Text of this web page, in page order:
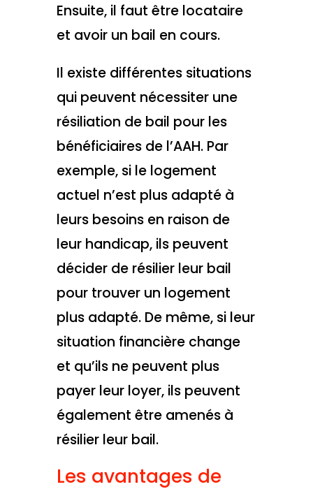
Ensuite, il faut être locataire
et avoir un bail en cours.
Il existe différentes situations
qui peuvent nécessiter une
résiliation de bail pour les
bénéficiaires de l’AAH. Par
exemple, si le logement
actuel n’est plus adapté à
leurs besoins en raison de
leur handicap, ils peuvent
décider de résilier leur bail
pour trouver un logement
plus adapté. De même, si leur
situation financière change
et qu’ils ne peuvent plus
payer leur loyer, ils peuvent
également être amenés à
résilier leur bail.
Les avantages de